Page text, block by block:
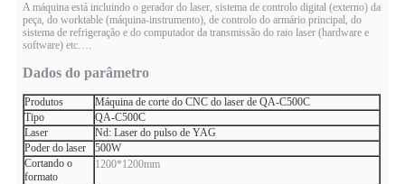
A máquina está incluindo o gerador do laser, sistema de controlo digital (externo) da
peça, do worktable (máquina-instrumento), de controlo do armário principal, do
sistema de refrigeração e do computador da transmissão do raio laser (hardware e
software) etc….
Dados do parâmetro
Produtos
Máquina de corte do CNC do laser de QA-C500C
Tipo
QA-C500C
Laser
Nd: Laser do pulso de YAG
Poder do laser
500W
Cortando o
formato
1200*1200mm